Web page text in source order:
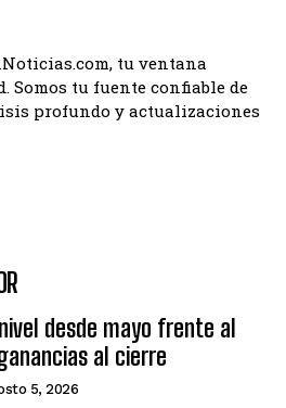
tu ventana
Somos tu fuente confiable de
profundo y actualizaciones
desde mayo frente al
al cierre
5, 2026